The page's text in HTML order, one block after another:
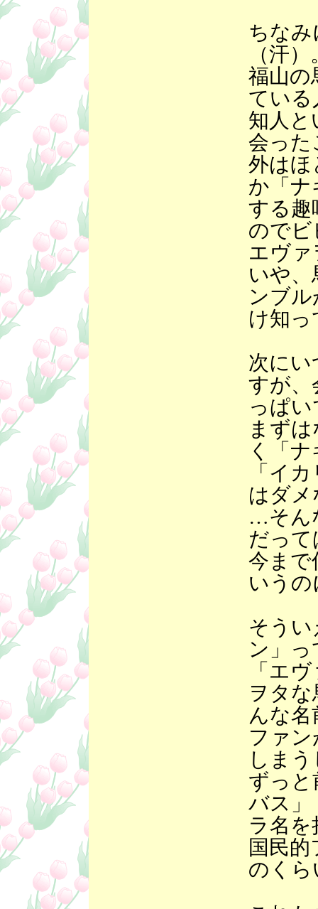
ちな
（汗）
福山の
ている
知人と
会った
外はほ
か「ナ
する趣
のでビ
エヴ
いや
ンブ
け知
次にい
すが、
っぱ
まず
く「
「イ
はダ
…そん
だっ
今まで
いうの
そうい
ン」
「エ
ヲタ
んな
ファ
しま
ずっと
バス」
ラ名
国民
のくら